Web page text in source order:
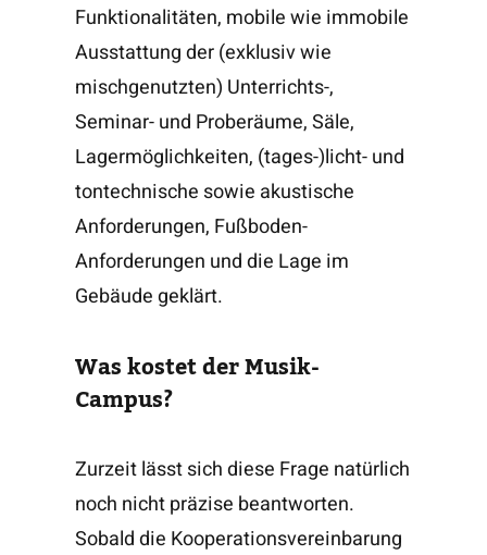
Funktionalitäten, mobile wie immobile
Ausstattung der (exklusiv wie
mischgenutzten) Unterrichts-,
Seminar- und Proberäume, Säle,
Lagermöglichkeiten, (tages-)licht- und
tontechnische sowie akustische
Anforderungen, Fußboden-
Anforderungen und die Lage im
Gebäude geklärt.
Was kostet der Musik-
Campus?
Zurzeit lässt sich diese Frage natürlich
noch nicht präzise beantworten.
Sobald die Kooperationsvereinbarung